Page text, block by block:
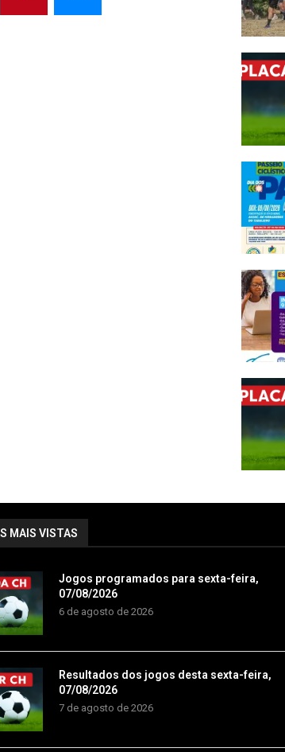
MAIS VISTAS
Jogos programados para sexta-feira,
07/08/2026
6 de agosto de 2026
Resultados dos jogos desta sexta-feira,
07/08/2026
7 de agosto de 2026